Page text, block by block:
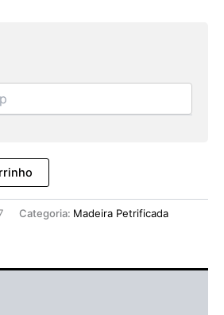
Categoria: Madeira Petrificada